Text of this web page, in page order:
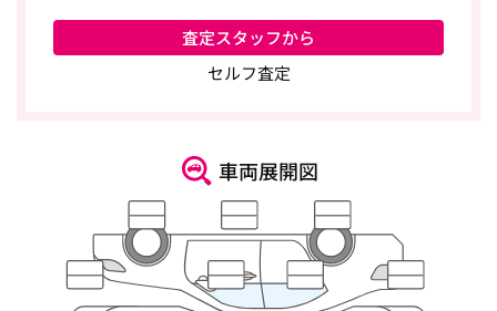
査定スタッフから
セルフ査定
車両展開図